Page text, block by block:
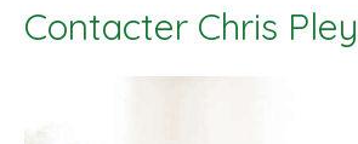
Contacter Chris